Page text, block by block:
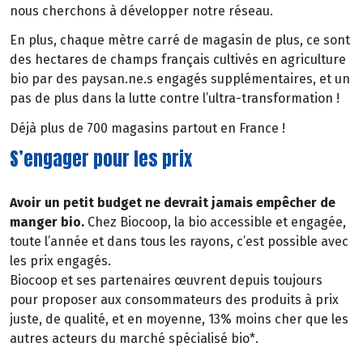
nous cherchons à développer notre réseau.
En plus, chaque mètre carré de magasin de plus, ce sont
des hectares de champs français cultivés en agriculture
bio par des paysan.ne.s engagés supplémentaires, et un
pas de plus dans la lutte contre l’ultra-transformation !
Déjà plus de 700 magasins partout en France !
S’engager pour les prix
Avoir un petit budget ne devrait jamais empêcher de
manger bio. Chez Biocoop, la bio accessible et engagée,
toute l’année et dans tous les rayons, c’est possible avec
les prix engagés.
Biocoop et ses partenaires œuvrent depuis toujours
pour proposer aux consommateurs des produits à prix
juste, de qualité, et en moyenne, 13% moins cher que les
autres acteurs du marché spécialisé bio*.